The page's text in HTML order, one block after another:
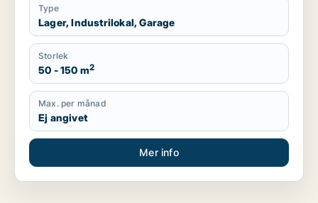
Type
Lager, Industrilokal, Garage
Storlek
50 - 150 m2
Max. per månad
Ej angivet
Mer info